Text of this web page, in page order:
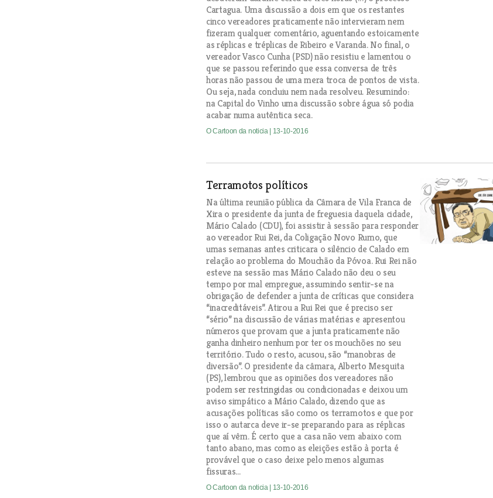
Cartagua. Uma discussão a dois em que os restantes
cinco vereadores praticamente não intervieram nem
fizeram qualquer comentário, aguentando estoicamente
as réplicas e tréplicas de Ribeiro e Varanda. No final, o
vereador Vasco Cunha (PSD) não resistiu e lamentou o
que se passou referindo que essa conversa de três
horas não passou de uma mera troca de pontos de vista.
Ou seja, nada concluiu nem nada resolveu. Resumindo:
na Capital do Vinho uma discussão sobre água só podia
acabar numa autêntica seca.
O Cartoon da noticia | 13-10-2016
Terramotos políticos
Na última reunião pública da Câmara de Vila Franca de
Xira o presidente da junta de freguesia daquela cidade,
Mário Calado (CDU), foi assistir à sessão para responder
ao vereador Rui Rei, da Coligação Novo Rumo, que
umas semanas antes criticara o silêncio de Calado em
relação ao problema do Mouchão da Póvoa. Rui Rei não
esteve na sessão mas Mário Calado não deu o seu
tempo por mal empregue, assumindo sentir-se na
obrigação de defender a junta de críticas que considera
“inacreditáveis”. Atirou a Rui Rei que é preciso ser
“sério” na discussão de várias matérias e apresentou
números que provam que a junta praticamente não
ganha dinheiro nenhum por ter os mouchões no seu
território. Tudo o resto, acusou, são “manobras de
diversão”. O presidente da câmara, Alberto Mesquita
(PS), lembrou que as opiniões dos vereadores não
podem ser restringidas ou condicionadas e deixou um
aviso simpático a Mário Calado, dizendo que as
acusações políticas são como os terramotos e que por
isso o autarca deve ir-se preparando para as réplicas
que aí vêm. É certo que a casa não vem abaixo com
tanto abano, mas como as eleições estão à porta é
provável que o caso deixe pelo menos algumas
fissuras…
O Cartoon da noticia | 13-10-2016